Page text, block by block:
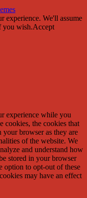
experience. We'll assume
you wish.Accept
experience while you
cookies, the cookies that
your browser as they are
of the website. We
and understand how
stored in your browser
option to opt-out of these
may have an effect